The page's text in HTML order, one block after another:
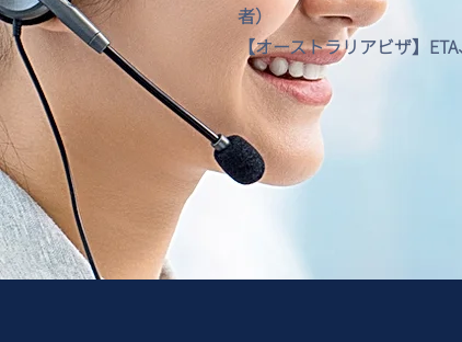
者）
【オーストラリアビザ】